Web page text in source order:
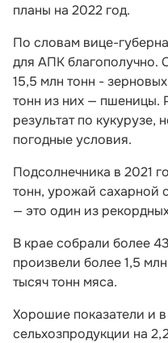
планы на 2022 год.
По словам вице-
для АПК
15,5 млн тонн -
тонн из них — пшеницы.
результат по кукурузе,
погодные условия.
Подсолнечника в 2021
тонн, урожай сахарной
— это один из
В крае собрали более
произвели более 1,5
тысяч тонн мяса.
Хорошие показатели и
сельхозпродукции на